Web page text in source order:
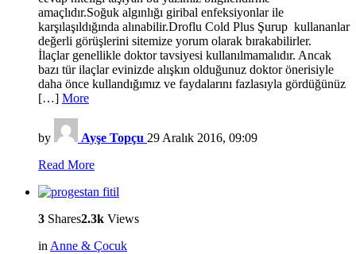
amaçlıdır.Soğuk algınlığı giribal enfeksiyonlar ile
karşılaşıldığında alınabilir.Droflu Cold Plus Şurup kullananlar
değerli görüşlerini sitemize yorum olarak bırakabilirler.
İlaçlar genellikle doktor tavsiyesi kullanılmamalıdır. Ancak
bazı tür ilaçlar evinizde alışkın olduğunuz doktor önerisiyle
daha önce kullandığımız ve faydalarını fazlasıyla gördüğünüz
[…] More
by Ayşe Topçu 29 Aralık 2016, 09:09
Read More
3 Shares2.3k Views
inAnne & Çocuk